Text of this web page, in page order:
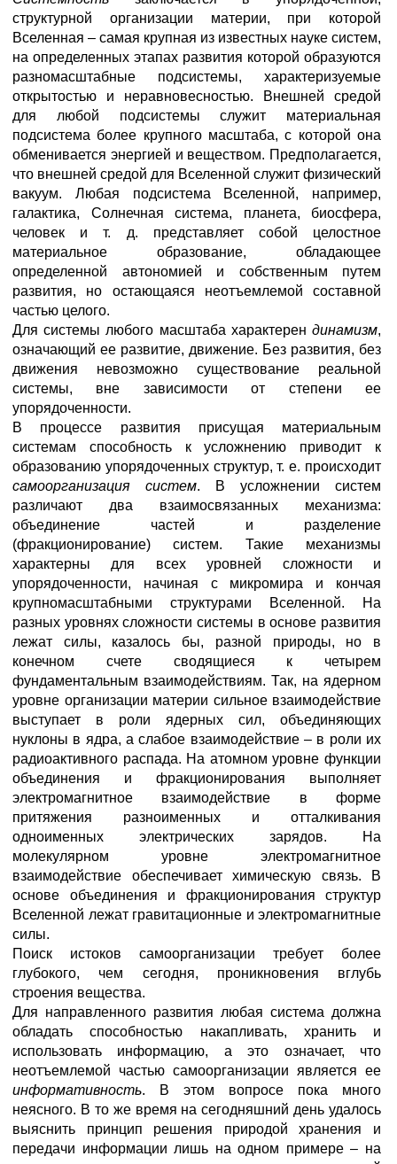
структурной организации материи, при которой
Вселенная – самая крупная из известных науке систем,
на определенных этапах развития которой образуются
разномасштабные подсистемы, характеризуемые
открытостью и неравновесностью. Внешней средой
для любой подсистемы служит материальная
подсистема более крупного масштаба, с которой она
обменивается энергией и веществом. Предполагается,
что внешней средой для Вселенной служит физический
вакуум. Любая подсистема Вселенной, например,
галактика, Солнечная система, планета, биосфера,
человек и т. д. представляет собой целостное
материальное образование, обладающее
определенной автономией и собственным путем
развития, но остающаяся неотъемлемой составной
частью целого.
Для системы любого масштаба характерен динамизм,
означающий ее развитие, движение. Без развития, без
движения невозможно существование реальной
системы, вне зависимости от степени ее
упорядоченности.
В процессе развития присущая материальным
системам способность к усложнению приводит к
образованию упорядоченных структур, т. е. происходит
самоорганизация систем. В усложнении систем
различают два взаимосвязанных механизма:
объединение частей и разделение
(фракционирование) систем. Такие механизмы
характерны для всех уровней сложности и
упорядоченности, начиная с микромира и кончая
крупномасштабными структурами Вселенной. На
разных уровнях сложности системы в основе развития
лежат силы, казалось бы, разной природы, но в
конечном счете сводящиеся к четырем
фундаментальным взаимодействиям. Так, на ядерном
уровне организации материи сильное взаимодействие
выступает в роли ядерных сил, объединяющих
нуклоны в ядра, а слабое взаимодействие – в роли их
радиоактивного распада. На атомном уровне функции
объединения и фракционирования выполняет
электромагнитное взаимодействие в форме
притяжения разноименных и отталкивания
одноименных электрических зарядов. На
молекулярном уровне электромагнитное
взаимодействие обеспечивает химическую связь. В
основе объединения и фракционирования структур
Вселенной лежат гравитационные и электромагнитные
силы.
Поиск истоков самоорганизации требует более
глубокого, чем сегодня, проникновения вглубь
строения вещества.
Для направленного развития любая система должна
обладать способностью накапливать, хранить и
использовать информацию, а это означает, что
неотъемлемой частью самоорганизации является ее
информативность. В этом вопросе пока много
неясного. В то же время на сегодняшний день удалось
выяснить принцип решения природой хранения и
передачи информации лишь на одном примере – на